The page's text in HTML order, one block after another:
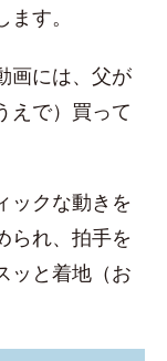
す。
画には、父が
えで）買って
ックな動きを
られ、拍手を
ッと着地（お